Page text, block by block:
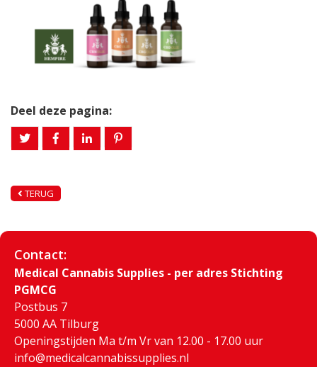
Deel deze pagina:
TERUG
Contact:
Medical Cannabis Supplies - per adres Stichting
PGMCG
Postbus 7
5000 AA Tilburg
Openingstijden Ma t/m Vr van 12.00 - 17.00 uur
info@medicalcannabissupplies.nl